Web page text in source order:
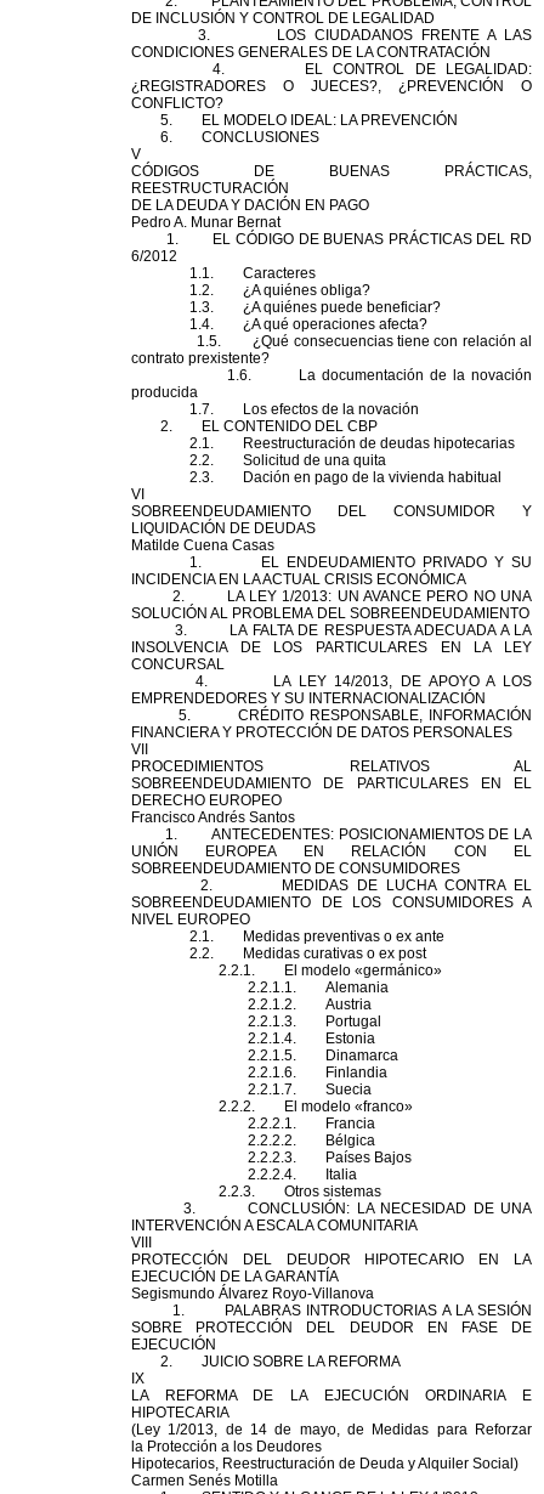
DE INCLUSIÓN Y CONTROL DE LEGALIDAD
3. LOS CIUDADANOS FRENTE A LAS
CONDICIONES GENERALES DE LA CONTRATACIÓN
4. EL CONTROL DE LEGALIDAD:
¿REGISTRADORES O JUECES?, ¿PREVENCIÓN O
CONFLICTO?
5. EL MODELO IDEAL: LA PREVENCIÓN
6. CONCLUSIONES
V
CÓDIGOS DE BUENAS PRÁCTICAS,
REESTRUCTURACIÓN
DE LA DEUDA Y DACIÓN EN PAGO
Pedro A. Munar Bernat
1. EL CÓDIGO DE BUENAS PRÁCTICAS DEL RD
6/2012
1.1. Caracteres
1.2. ¿A quiénes obliga?
1.3. ¿A quiénes puede beneficiar?
1.4. ¿A qué operaciones afecta?
1.5. ¿Qué consecuencias tiene con relación al
contrato prexistente?
1.6. La documentación de la novación
producida
1.7. Los efectos de la novación
2. EL CONTENIDO DEL CBP
2.1. Reestructuración de deudas hipotecarias
2.2. Solicitud de una quita
2.3. Dación en pago de la vivienda habitual
VI
SOBREENDEUDAMIENTO
DEL
CONSUMIDOR Y
LIQUIDACIÓN DE DEUDAS
Matilde Cuena Casas
1. EL ENDEUDAMIENTO PRIVADO Y SU
INCIDENCIA EN LA ACTUAL CRISIS ECONÓMICA
2. LA LEY 1/2013: UN AVANCE PERO NO UNA
SOLUCIÓN AL PROBLEMA DEL SOBREENDEUDAMIENTO
3. LA FALTA DE RESPUESTA ADECUADA A LA
INSOLVENCIA DE LOS PARTICULARES EN LA LEY
CONCURSAL
4. LA LEY 14/2013, DE APOYO A LOS
EMPRENDEDORES Y SU INTERNACIONALIZACIÓN
5. CRÉDITO RESPONSABLE, INFORMACIÓN
FINANCIERA Y PROTECCIÓN DE DATOS PERSONALES
VII
PROCEDIMIENTOS RELATIVOS AL
SOBREENDEUDAMIENTO DE PARTICULARES EN EL
DERECHO EUROPEO
Francisco Andrés Santos
1. ANTECEDENTES: POSICIONAMIENTOS DE LA
UNIÓN EUROPEA EN RELACIÓN CON EL
SOBREENDEUDAMIENTO DE CONSUMIDORES
2. MEDIDAS DE LUCHA CONTRA EL
SOBREENDEUDAMIENTO DE LOS CONSUMIDORES A
NIVEL EUROPEO
2.1. Medidas preventivas o ex ante
2.2. Medidas curativas o ex post
2.2.1. El model o «germánico»
2.2.1.1. Alemania
2.2.1.2. Austria
2.2.1.3. Portugal
2.2.1.4. Estonia
2.2.1.5. Dinamarca
2.2.1.6. Finlandia
2.2.1.7. Suecia
2.2.2. El model o «franco»
2.2.2.1. Francia
2.2.2.2. Bélgica
2.2.2.3. Países Bajos
2.2.2.4. Italia
2.2.3. Otros sistemas
3. CONCLUSIÓN: LA NECESIDAD DE UNA
INTERVENCIÓN A ESCALA COMUNITARIA
VIII
PROTECCIÓN
DEL DEUDOR HIPOTECARIO
EN LA
EJECUCIÓN DE LA GARANTÍA
Segismundo Álvarez Royo-Villanova
1. PALABRAS INTRODUCTORIAS A LA SESIÓN
SOBRE
PROTECCIÓN DEL DEUDOR
EN FASE DE
EJECUCIÓN
2. JUICIO SOBRE LA REFORMA
IX
LA REFORMA DE LA EJECUCIÓN ORDINARIA E
HIPOTECARIA
(Ley 1/2013, de 14 de mayo, de Medidas para Reforzar
la Protección a los Deudores
Hipotecarios, Reestructuración de Deuda y Alquiler Social)
Carmen Senés Motilla